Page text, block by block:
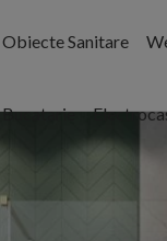
Obiecte Sanitare
Bucatarie